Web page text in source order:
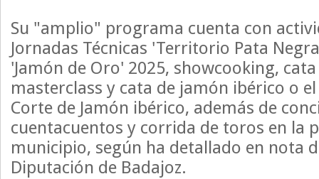
Su "amplio" programa cuenta con
Jornadas Técnicas 'Territorio Pata
'Jamón de Oro' 2025, showcooking,
masterclass y cata de jamón ibérico o
Corte de Jamón ibérico, además de
cuentacuentos y corrida de toros en la
municipio, según ha detallado en nota
Diputación de Badajoz.